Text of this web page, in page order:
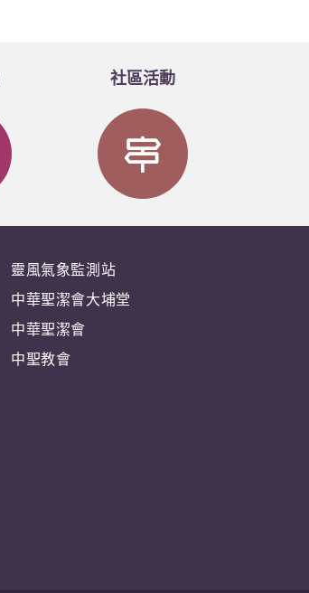
社區活動
靈風氣象監測站
中華聖潔會大埔堂
中華聖潔會
中聖教會